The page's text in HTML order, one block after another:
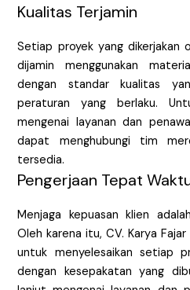
Kualitas Terjamin
Setiap proyek yang dikerjakan
dijamin menggunakan
dengan standar kualitas
peraturan yang berlaku.
mengenai layanan dan
dapat menghubungi tim
tersedia.
Pengerjaan Tepat
Menjaga kepuasan klien
Oleh karena itu, CV. Karya
untuk menyelesaikan setiap
dengan kesepakatan yang